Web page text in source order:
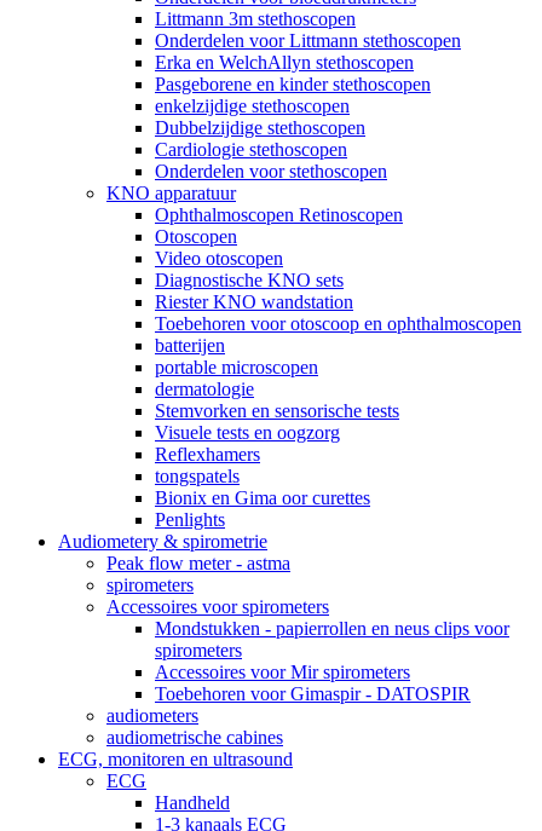
Littmann 3m stethoscopen
Onderdelen voor Littmann stethoscopen
Erka en WelchAllyn stethoscopen
Pasgeborene en kinder stethoscopen
enkelzijdige stethoscopen
Dubbelzijdige stethoscopen
Cardiologie stethoscopen
Onderdelen voor stethoscopen
KNO apparatuur
Ophthalmoscopen Retinoscopen
Otoscopen
Video otoscopen
Diagnostische KNO sets
Riester KNO wandstation
Toebehoren voor otoscoop en ophthalmoscopen
batterijen
portable microscopen
dermatologie
Stemvorken en sensorische tests
Visuele tests en oogzorg
Reflexhamers
tongspatels
Bionix en Gima oor curettes
Penlights
Audiometery & spirometrie
Peak flow meter - astma
spirometers
Accessoires voor spirometers
Mondstukken - papierrollen en neus clips voor
spirometers
Accessoires voor Mir spirometers
Toebehoren voor Gimaspir - DATOSPIR
audiometers
audiometrische cabines
ECG, monitoren en ultrasound
ECG
Handheld
1-3 kanaals ECG